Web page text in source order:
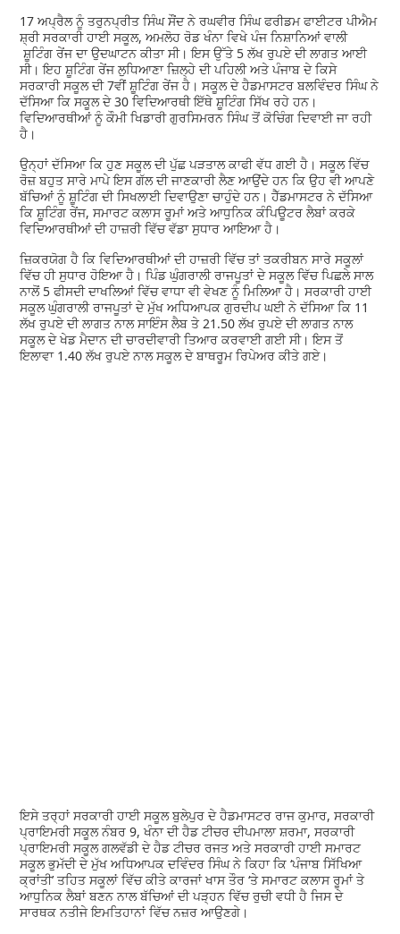
17 ਅਪ੍ਰੈਲ ਨੂੰ ਤਰੁਨਪ੍ਰੀਤ ਸਿੰਘ ਸੌਂਦ ਨੇ ਰਘਵੀਰ ਸਿੰਘ ਫਰੀਡਮ ਫਾਈਟਰ ਪੀਐਮ
ਸ਼੍ਰੀ ਸਰਕਾਰੀ ਹਾਈ ਸਕੂਲ, ਅਮਲੋਹ ਰੋਡ ਖੰਨਾ ਵਿਖੇ ਪੰਜ ਨਿਸ਼ਾਨਿਆਂ ਵਾਲੀ
ਸ਼ੂਟਿੰਗ ਰੇਂਜ ਦਾ ਉਦਘਾਟਨ ਕੀਤਾ ਸੀ। ਇਸ ਉੱਤੇ 5 ਲੱਖ ਰੁਪਏ ਦੀ ਲਾਗਤ ਆਈ
ਸੀ। ਇਹ ਸ਼ੂਟਿੰਗ ਰੇਂਜ ਲੁਧਿਆਣਾ ਜ਼ਿਲ੍ਹੇ ਦੀ ਪਹਿਲੀ ਅਤੇ ਪੰਜਾਬ ਦੇ ਕਿਸੇ
ਸਰਕਾਰੀ ਸਕੂਲ ਦੀ 7ਵੀਂ ਸ਼ੂਟਿੰਗ ਰੇਂਜ ਹੈ। ਸਕੂਲ ਦੇ ਹੈਡਮਾਸਟਰ ਬਲਵਿੰਦਰ ਸਿੰਘ ਨੇ
ਦੱਸਿਆ ਕਿ ਸਕੂਲ ਦੇ 30 ਵਿਦਿਆਰਥੀ ਇੱਥੇ ਸ਼ੂਟਿੰਗ ਸਿੱਖ ਰਹੇ ਹਨ।
ਵਿਦਿਆਰਥੀਆਂ ਨੂੰ ਕੌਮੀ ਖਿਡਾਰੀ ਗੁਰਸਿਮਰਨ ਸਿੰਘ ਤੋਂ ਕੋਚਿੰਗ ਦਿਵਾਈ ਜਾ ਰਹੀ
ਹੈ।
ਉਨ੍ਹਾਂ ਦੱਸਿਆ ਕਿ ਹੁਣ ਸਕੂਲ ਦੀ ਪੁੱਛ ਪੜਤਾਲ ਕਾਫੀ ਵੱਧ ਗਈ ਹੈ। ਸਕੂਲ ਵਿੱਚ
ਰੋਜ਼ ਬਹੁਤ ਸਾਰੇ ਮਾਪੇ ਇਸ ਗੱਲ ਦੀ ਜਾਣਕਾਰੀ ਲੈਣ ਆਉਂਦੇ ਹਨ ਕਿ ਉਹ ਵੀ ਆਪਣੇ
ਬੱਚਿਆਂ ਨੂੰ ਸ਼ੂਟਿੰਗ ਦੀ ਸਿਖਲਾਈ ਦਿਵਾਉਣਾ ਚਾਹੁੰਦੇ ਹਨ। ਹੈੱਡਮਾਸਟਰ ਨੇ ਦੱਸਿਆ
ਕਿ ਸ਼ੂਟਿੰਗ ਰੇਂਜ, ਸਮਾਰਟ ਕਲਾਸ ਰੂਮਾਂ ਅਤੇ ਆਧੁਨਿਕ ਕੰਪਿਊਟਰ ਲੈਬਾਂ ਕਰਕੇ
ਵਿਦਿਆਰਥੀਆਂ ਦੀ ਹਾਜ਼ਰੀ ਵਿੱਚ ਵੱਡਾ ਸੁਧਾਰ ਆਇਆ ਹੈ।
ਜ਼ਿਕਰਯੋਗ ਹੈ ਕਿ ਵਿਦਿਆਰਥੀਆਂ ਦੀ ਹਾਜ਼ਰੀ ਵਿੱਚ ਤਾਂ ਤਕਰੀਬਨ ਸਾਰੇ ਸਕੂਲਾਂ
ਵਿੱਚ ਹੀ ਸੁਧਾਰ ਹੋਇਆ ਹੈ। ਪਿੰਡ ਘੁੰਗਰਾਲੀ ਰਾਜਪੂਤਾਂ ਦੇ ਸਕੂਲ ਵਿੱਚ ਪਿਛਲੇ ਸਾਲ
ਨਾਲੋਂ 5 ਫੀਸਦੀ ਦਾਖਲਿਆਂ ਵਿੱਚ ਵਾਧਾ ਵੀ ਵੇਖਣ ਨੂੰ ਮਿਲਿਆ ਹੈ। ਸਰਕਾਰੀ ਹਾਈ
ਸਕੂਲ ਘੁੰਗਰਾਲੀ ਰਾਜਪੂਤਾਂ ਦੇ ਮੁੱਖ ਅਧਿਆਪਕ ਗੁਰਦੀਪ ਘਈ ਨੇ ਦੱਸਿਆ ਕਿ 11
ਲੱਖ ਰੁਪਏ ਦੀ ਲਾਗਤ ਨਾਲ ਸਾਇੰਸ ਲੈਬ ਤੇ 21.50 ਲੱਖ ਰੁਪਏ ਦੀ ਲਾਗਤ ਨਾਲ
ਸਕੂਲ ਦੇ ਖੇਡ ਮੈਦਾਨ ਦੀ ਚਾਰਦੀਵਾਰੀ ਤਿਆਰ ਕਰਵਾਈ ਗਈ ਸੀ। ਇਸ ਤੋਂ
ਇਲਾਵਾ 1.40 ਲੱਖ ਰੁਪਏ ਨਾਲ ਸਕੂਲ ਦੇ ਬਾਥਰੂਮ ਰਿਪੇਅਰ ਕੀਤੇ ਗਏ।
ਇਸੇ ਤਰ੍ਹਾਂ ਸਰਕਾਰੀ ਹਾਈ ਸਕੂਲ ਬੁਲੇਪੁਰ ਦੇ ਹੈਡਮਾਸਟਰ ਰਾਜ ਕੁਮਾਰ, ਸਰਕਾਰੀ
ਪ੍ਰਾਇਮਰੀ ਸਕੂਲ ਨੰਬਰ 9, ਖੰਨਾ ਦੀ ਹੈਡ ਟੀਚਰ ਦੀਪਮਾਲਾ ਸ਼ਰਮਾ, ਸਰਕਾਰੀ
ਪ੍ਰਾਇਮਰੀ ਸਕੂਲ ਗਲਵੱਡੀ ਦੇ ਹੈਡ ਟੀਚਰ ਰਜਤ ਅਤੇ ਸਰਕਾਰੀ ਹਾਈ ਸਮਾਰਟ
ਸਕੂਲ ਭੁਮੱਦੀ ਦੇ ਮੁੱਖ ਅਧਿਆਪਕ ਦਵਿੰਦਰ ਸਿੰਘ ਨੇ ਕਿਹਾ ਕਿ ‘ਪੰਜਾਬ ਸਿੱਖਿਆ
ਕ੍ਰਾਂਤੀ’ ਤਹਿਤ ਸਕੂਲਾਂ ਵਿੱਚ ਕੀਤੇ ਕਾਰਜਾਂ ਖਾਸ ਤੌਰ ‘ਤੇ ਸਮਾਰਟ ਕਲਾਸ ਰੂਮਾਂ ਤੇ
ਆਧੁਨਿਕ ਲੈਬਾਂ ਬਣਨ ਨਾਲ ਬੱਚਿਆਂ ਦੀ ਪੜ੍ਹਨ ਵਿੱਚ ਰੁਚੀ ਵਧੀ ਹੈ ਜਿਸ ਦੇ
ਸਾਰਥਕ ਨਤੀਜੇ ਇਮਤਿਹਾਨਾਂ ਵਿੱਚ ਨਜ਼ਰ ਆਉਣਗੇ।